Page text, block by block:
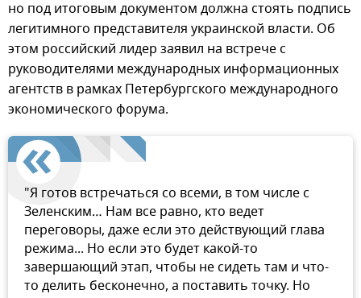
но под итоговым документом должна стоять подпись
легитимного представителя украинской власти. Об
этом российский лидер заявил на встрече с
руководителями международных информационных
агентств в рамках Петербургского международного
экономического форума.
"Я готов встречаться со всеми, в том числе с
Зеленским… Нам все равно, кто ведет
переговоры, даже если это действующий глава
режима... Но если это будет какой-то
завершающий этап, чтобы не сидеть там и что-
то делить бесконечно, а поставить точку. Но